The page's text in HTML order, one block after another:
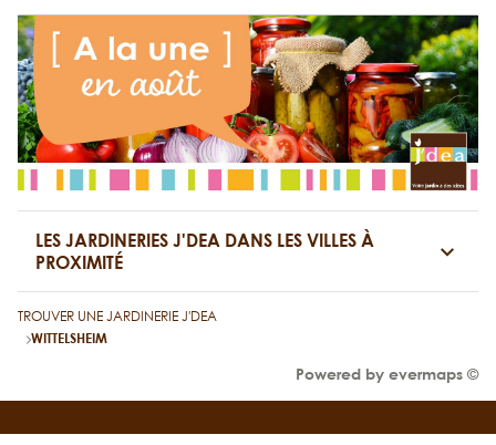
LES JARDINERIES J'DEA DANS LES VILLES À
PROXIMITÉ
TROUVER UNE JARDINERIE J'DEA
WITTELSHEIM
Powered by evermaps ©